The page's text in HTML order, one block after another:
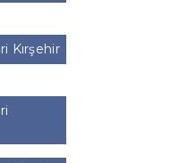
Kırşehir